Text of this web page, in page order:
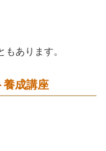
あります。
養成講座